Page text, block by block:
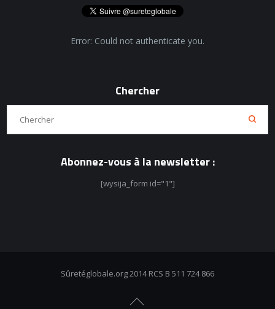
Error: Could not authenticate you.
Chercher
Abonnez-vous à la newsletter :
[wysija_form id="1"]
Sûretéglobale.org 2014 RCS B 511 724 866